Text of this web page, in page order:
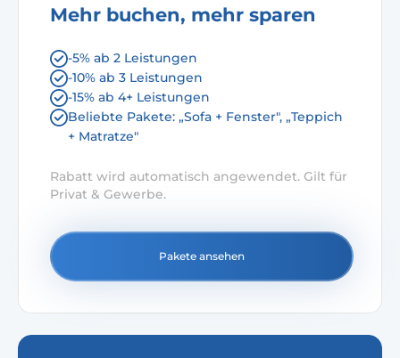
Mehr buchen, mehr sparen
-5% ab 2 Leistungen
-10% ab 3 Leistungen
-15% ab 4+ Leistungen
Beliebte Pakete: „Sofa + Fenster", „Teppich
+ Matratze"
Rabatt wird automatisch angewendet. Gilt für
Privat & Gewerbe.
Pakete ansehen